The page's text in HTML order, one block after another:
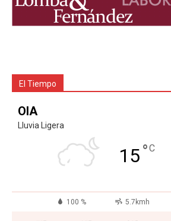
El Tiempo
OIA
Lluvia Ligera
15°C
100 % 5.7kmh